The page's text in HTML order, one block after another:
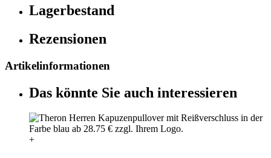
Lagerbestand
Rezensionen
Artikelinformationen
Das könnte Sie auch interessieren
+